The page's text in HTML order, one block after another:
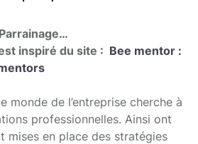
inspiré du site : Bee mentor :
monde de l’entreprise cherche à
professionnelles. Ainsi ont
mises en place des stratégies